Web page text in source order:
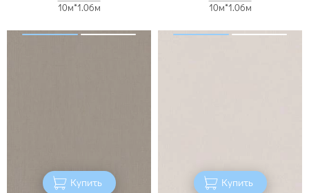
10м*1.06м
Купить
10м*1.06м
Купить